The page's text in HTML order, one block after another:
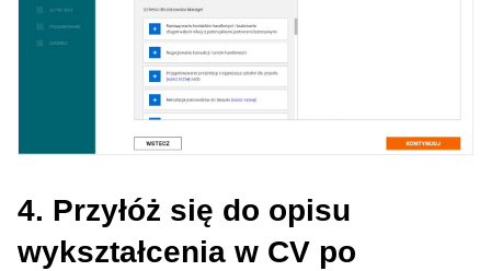
4. Przyłóż się do opisu
wykształcenia w CV po